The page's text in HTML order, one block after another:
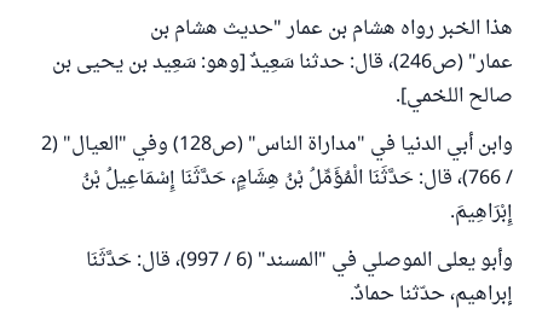
هذا الخبر رواه هشام بن عمار "حديث هشام بن
عمار" (ص246)، قال: حدثنا سَعِيدٌ [وهو: سَعِيد بن يحيى بن
صالح اللخمي].
وابن أبي الدنيا في "مداراة الناس" (ص128) وفي "العيال" (2
/ 766)، قال: حَدَّثَنَا الْمُؤَمِّلُ بْنُ هِشَامٍ، حَدَّثَنَا إِسْمَاعِيلُ بْنُ
إِبْرَاهِيمَ.
وأبو يعلى الموصلي في "المسند" (6 / 997)، قال: حَدَّثَنَا
إبراهيم، حدّثنا حمادٌ.